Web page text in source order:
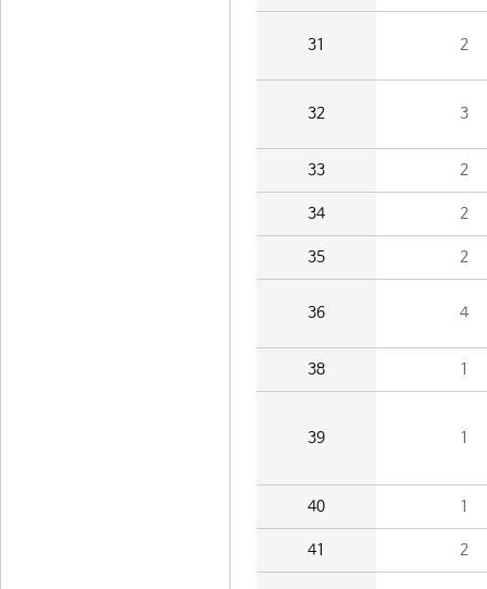
31 2
32 3
33 2
34 2
35 2
36 4
38 1
39 1
40 1
41 2